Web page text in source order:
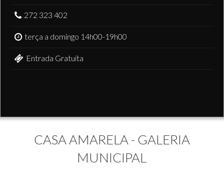
272 323 402
terça a domingo 14h00-19h00
Entrada Gratuita
CASA AMARELA - GALERIA
MUNICIPAL